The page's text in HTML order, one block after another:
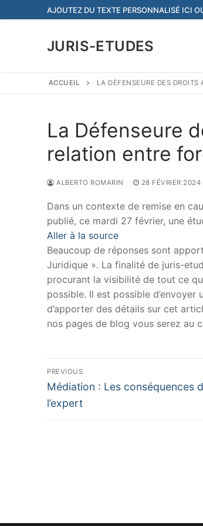
au
AJOUTEZ DU TEXTE PERSONNALISÉ ICI
JURIS-ETUDES
ACCUEIL LA DÉFENSEURE DES DROITS
La Défenseure
relation entre
ALBERTO ROMARIN 28 FÉVRIER 2024
Dans un contexte de remise en
publié, ce mardi 27 février, une
Aller à la source
Beaucoup de réponses sont
Juridique ». La finalité de juris-
procurant la visibilité de tout ce
possible. Il est possible
d’apporter des détails sur cet
nos pages de blog vous serez au
Navigation
de
l’article
PREVIOUS
Previous
post:
Médiation : Les conséquences
l’expert